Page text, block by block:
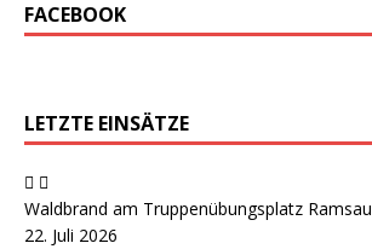
FACEBOOK
LETZTE EINSÄTZE
Waldbrand am Truppenübungsplatz Ramsau
22. Juli 2026